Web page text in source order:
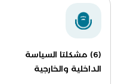
(6) مشكلتا السياسة
الداخلية والخارجية